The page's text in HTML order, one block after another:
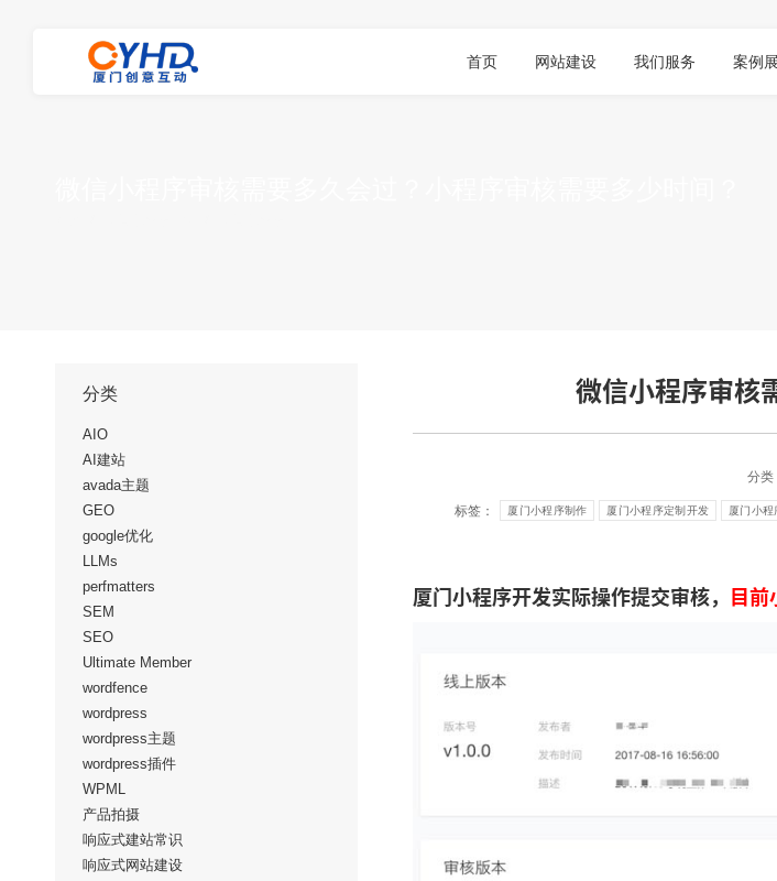
首页 网站建设 我们服务 案例
微信小程序审核
分类
标签： 厦门小程序制作 厦门小程序定制开发 厦门小程
厦门小程序开发实际操作提交审核， 目前
分类
AIO
AI建站
avada主题
GEO
google优化
LLMs
perfmatters
SEM
SEO
Ultimate Member
wordfence
wordpress
wordpress主题
wordpress插件
WPML
产品拍摄
响应式建站常识
响应式网站建设